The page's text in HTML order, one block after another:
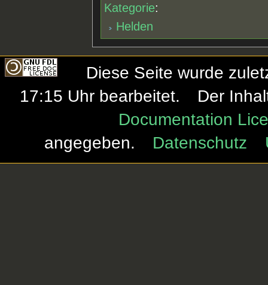
Kategorie:
Helden
Diese Seite wurde
17:15 Uhr bearbeitet.
Der
Documentation
angegeben.
Datenschutz